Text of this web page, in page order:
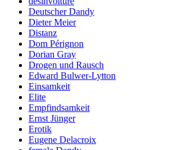
Deutscher Dandy
Dieter Meier
Distanz
Dom Pérignon
Dorian Gray
Drogen und Rausch
Edward Bulwer-Lytton
Einsamkeit
Elite
Empfindsamkeit
Ernst Jünger
Erotik
Eugene Delacroix